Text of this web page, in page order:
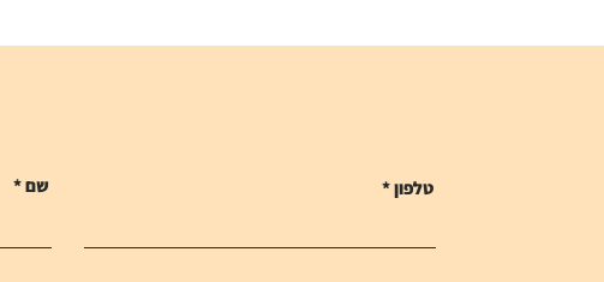
שם טלפון